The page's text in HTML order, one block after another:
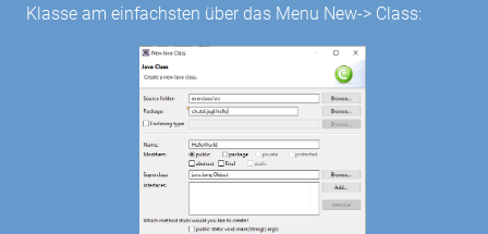
Klasse am einfachsten über das Menu New-> Class: